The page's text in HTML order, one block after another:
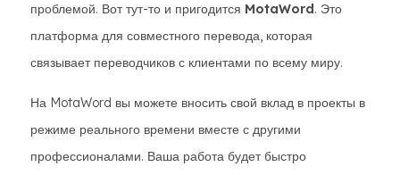
проблемой. Вот тут-то и пригодится MotaWord. Это
платформа для совместного перевода, которая
связывает переводчиков с клиентами по всему миру.
На MotaWord вы можете вносить свой вклад в проекты в
режиме реального времени вместе с другими
профессионалами. Ваша работа будет быстро